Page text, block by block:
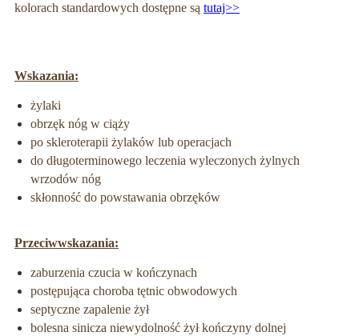
kolorach standardowych dostępne są tutaj>>
Wskazania:
żylaki
obrzęk nóg w ciąży
po skleroterapii żylaków lub operacjach
do długoterminowego leczenia wyleczonych żylnych
wrzodów nóg
skłonność do powstawania obrzęków
Przeciwwskazania:
zaburzenia czucia w kończynach
postępująca choroba tętnic obwodowych
septyczne zapalenie żył
bolesna sinicza niewydolność żył kończyny dolnej